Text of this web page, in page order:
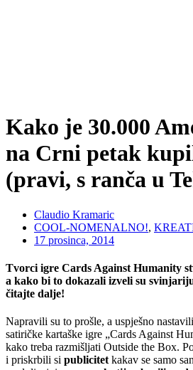
Kako je 30.000
na Crni petak
(pravi, s ranča u
Claudio Kramaric
COOL-NOMENALNO!,
17 prosinca, 2014
Tvorci igre Cards Against Humanity
a kako bi to dokazali izveli su
čitajte dalje!
Napravili su to prošle, a uspješno
satiričke kartaške igre „Cards Against
kako treba razmišljati Outside the Box.
i priskrbili si publicitetkakav se samo